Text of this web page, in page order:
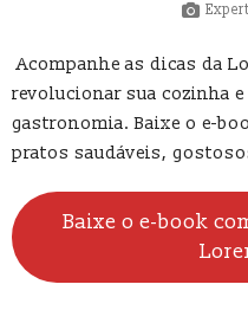
Acompanhe as dicas da
revolucionar sua cozinha
gastronomia. Baixe o e-
pratos saudáveis,
Baixe o e-book